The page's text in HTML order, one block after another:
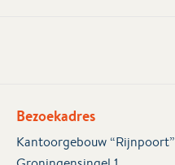
Bezoekadres
Kantoorgebouw “Rijnpoort”